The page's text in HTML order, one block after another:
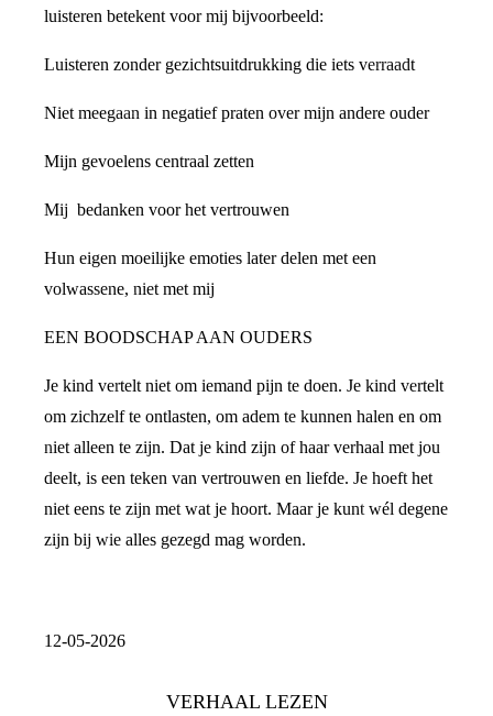
luisteren betekent voor mij bijvoorbeeld:
Luisteren zonder gezichtsuitdrukking die iets verraadt
Niet meegaan in negatief praten over mijn andere ouder
Mijn gevoelens centraal zetten
Mij bedanken voor het vertrouwen
Hun eigen moeilijke emoties later delen met een
volwassene, niet met mij
EEN BOODSCHAP AAN OUDERS
Je kind vertelt niet om iemand pijn te doen. Je kind vertelt
om zichzelf te ontlasten, om adem te kunnen halen en om
niet alleen te zijn. Dat je kind zijn of haar verhaal met jou
deelt, is een teken van vertrouwen en liefde. Je hoeft het
niet eens te zijn met wat je hoort. Maar je kunt wél degene
zijn bij wie alles gezegd mag worden.
12-05-2026
VERHAAL LEZEN